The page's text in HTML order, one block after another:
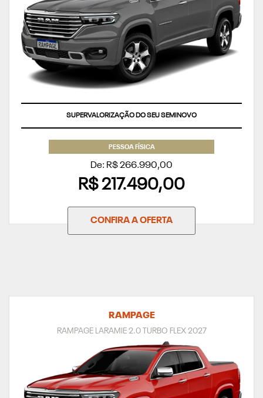
SUPERVALORIZAÇÃO DO SEU SEMINOVO
PESSOA FÍSICA
De: R$ 266.990,00
R$ 217.490,00
CONFIRA A OFERTA
RAMPAGE
RAMPAGE LARAMIE 2.0 TURBO FLEX 2027